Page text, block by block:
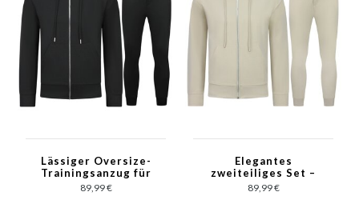
Lässiger Oversize-
Trainingsanzug für
Herren – Elegantes
zweiteiliges Set –
89,99 €
Elegantes
zweiteiliges Set –
Lässiger Oversize-
Trainingsanzug für
89,99 €